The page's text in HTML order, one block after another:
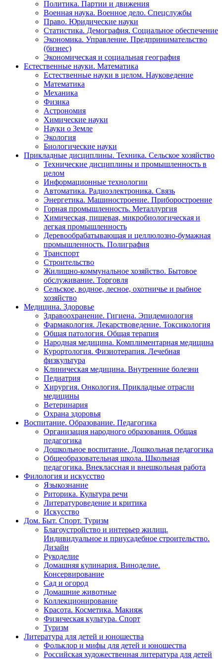
Политика. Партии и движения
Военная наука. Военное дело. Спецслужбы
Право. Юридические науки
Статистика. Демография. Социальное обеспечение
Экономика. Управление. Предпринимательство
(бизнес)
Экономическая и социальная география
Естественные науки. Математика
Естественные науки в целом. Науковедение
Математика
Механика
Физика
Астрономия
Химические науки
Науки о Земле
Экология
Биологические науки
Прикладные дисциплины. Техника. Сельское хозяйство
Технические дисциплины и промышленность в
целом
Информационные технологии
Автоматика. Радиоэлектроника. Связь
Энергетика. Машиностроение. Приборостроение
Горная промышленность. Металлургия
Химическая, пищевая, микробиологическая и
легкая промышленность
Деревообрабатывающая и целлюлозно-бумажная
промышленность. Полиграфия
Транспорт
Строительство
Жилищно-коммунальное хозяйство. Бытовое
обслуживание. Торговля
Сельское, водное, лесное, охотничье и рыбное
хозяйство
Медицина. Здоровье
Здравоохранение. Гигиена. Эпидемиология
Фармакология. Лекарствоведение. Токсикология
Общая патология. Общая терапия
Народная медицина. Комплиментарная медицина
Курортология. Физиотерапия. Лечебная
физкультура
Клиническая медицина. Внутренние болезни
Педиатрия
Хирургия. Онкология. Прикладные отрасли
медицины
Ветеринария
Охрана здоровья
Воспитание. Образование. Педагогика
Организация народного образования. Общая
педагогика
Дошкольное воспитание. Дошкольная педагогика
Общеобразовательная школа. Школьная
педагогика. Внеклассная и внешкольная работа
Филология и искусство
Языкознание
Риторика. Культура речи
Литературоведение и критика
Искусство
Дом. Быт. Спорт. Туризм
Благоустройство и интерьер жилищ.
Индивидуальное и приусадебное строительство.
Дизайн
Рукоделие
Домашняя кулинария. Виноделие.
Консервирование
Сад и огород
Домашние животные
Коллекционирование
Красота. Косметика. Макияж
Физическая культура. Спорт
Туризм
Литература для детей и юношества
Фольклор и мифы для детей и юношества
Российская художественная литература для детей